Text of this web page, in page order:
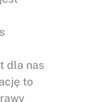
dla nas
to